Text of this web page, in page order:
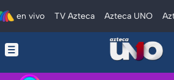
en vivo TV Azteca Azteca UNO